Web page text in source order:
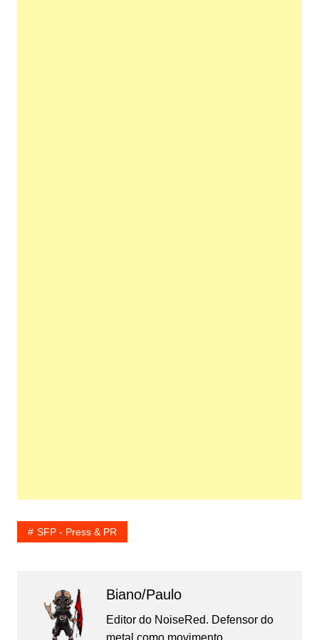
SFP - Press & PR
Biano/Paulo
Editor do NoiseRed. Defensor do
metal como movimento